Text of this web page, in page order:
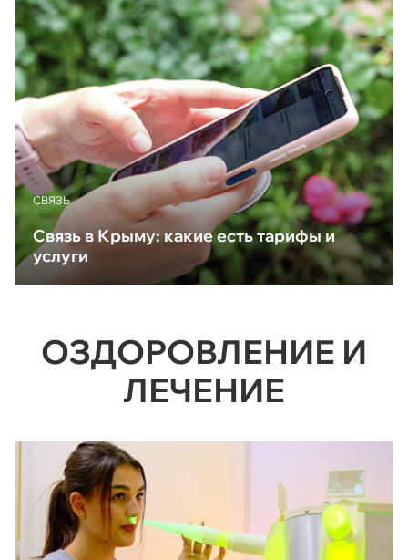
CВЯЗЬ
Связь в Крыму: какие есть тарифы и
услуги
ОЗДОРОВЛЕНИЕ И
ЛЕЧЕНИЕ